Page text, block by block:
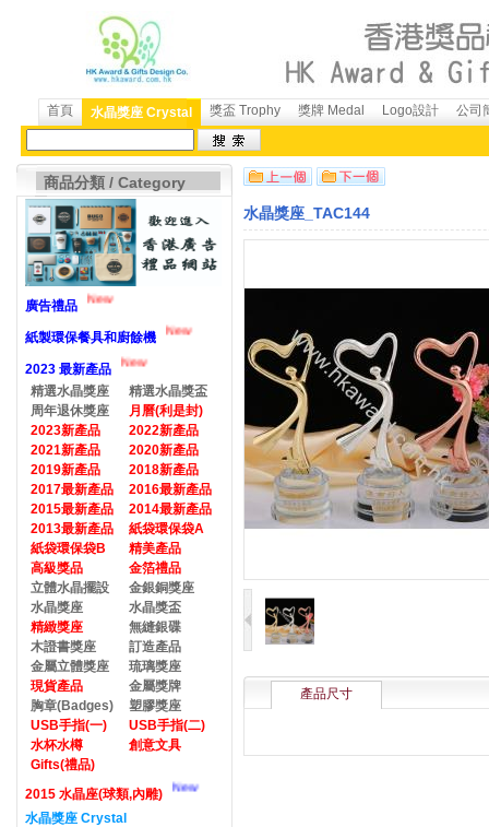
首頁 水晶獎座 Crystal 獎盃 Trophy 獎牌 Medal Logo設計 公司
商品分類 / Category
廣告禮品 New
紙製環保餐具和廚餘機 New
2023 最新產品
New
精選水晶獎座
精選水晶獎盃
周年退休獎座
月曆(利是封)
2023新產品
2022新產品
2021新產品
2020新產品
2019新產品
2018新產品
2017最新產品
2016最新產品
2015最新產品
2014最新產品
2013最新產品
紙袋環保袋A
紙袋環保袋B
精美產品
高級獎品
金箔禮品
立體水晶擺設
金銀銅獎座
水晶獎座
水晶獎盃
精緻獎座
無縫銀碟
木證書獎座
訂造產品
金屬立體獎座
琉璃獎座
現貨產品
金屬獎牌
胸章(Badges)
塑膠獎座
USB手指(一)
USB手指(二)
水杯水樽
創意文具
Gifts(禮品)
2015 水晶座(球類,內雕)
New
水晶獎座 Crystal
水晶獎座_TAC144
產品尺寸